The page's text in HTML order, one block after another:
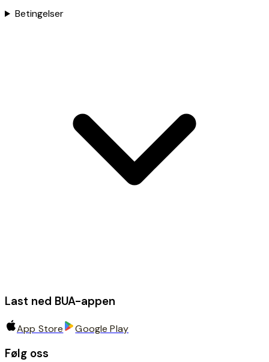
Betingelser
Last ned BUA-appen
App Store Google Play
Følg oss